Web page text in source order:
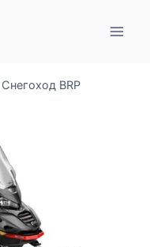
Снегоход BRP